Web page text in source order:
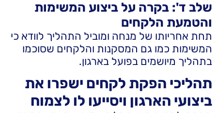
שלב ד': בקרה על ביצוע המשימות
והטמעת הלקחים
תחת אחריותו של מנחה ומוביל התהליך לוודא כי
המשימות כמו גם המסקנות והלקחים שסוכמו
בתהליך מיושמים בפועל בארגון.
תהליכי הפקת לקחים ישפרו את
ביצועי הארגון ויסייעו לו לצמוח